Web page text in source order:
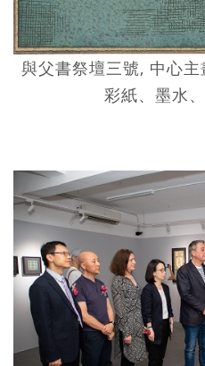
與父書祭壇三號, 中心
彩紙、墨水